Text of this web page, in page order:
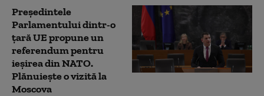
Președintele
Parlamentului dintr-o
țară UE propune un
referendum pentru
ieșirea din NATO.
Plănuiește o vizită la
Moscova